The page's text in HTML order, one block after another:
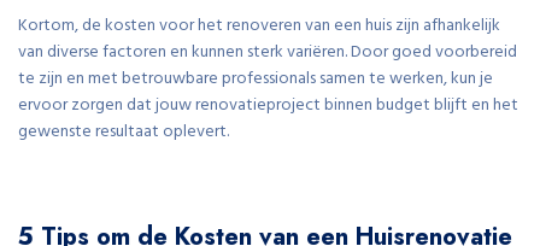
Kortom, de kosten voor het renoveren van een huis zijn afhankelijk
van diverse factoren en kunnen sterk variëren. Door goed voorbereid
te zijn en met betrouwbare professionals samen te werken, kun je
ervoor zorgen dat jouw renovatieproject binnen budget blijft en het
gewenste resultaat oplevert.
5 Tips om de Kosten van een Huisrenovatie